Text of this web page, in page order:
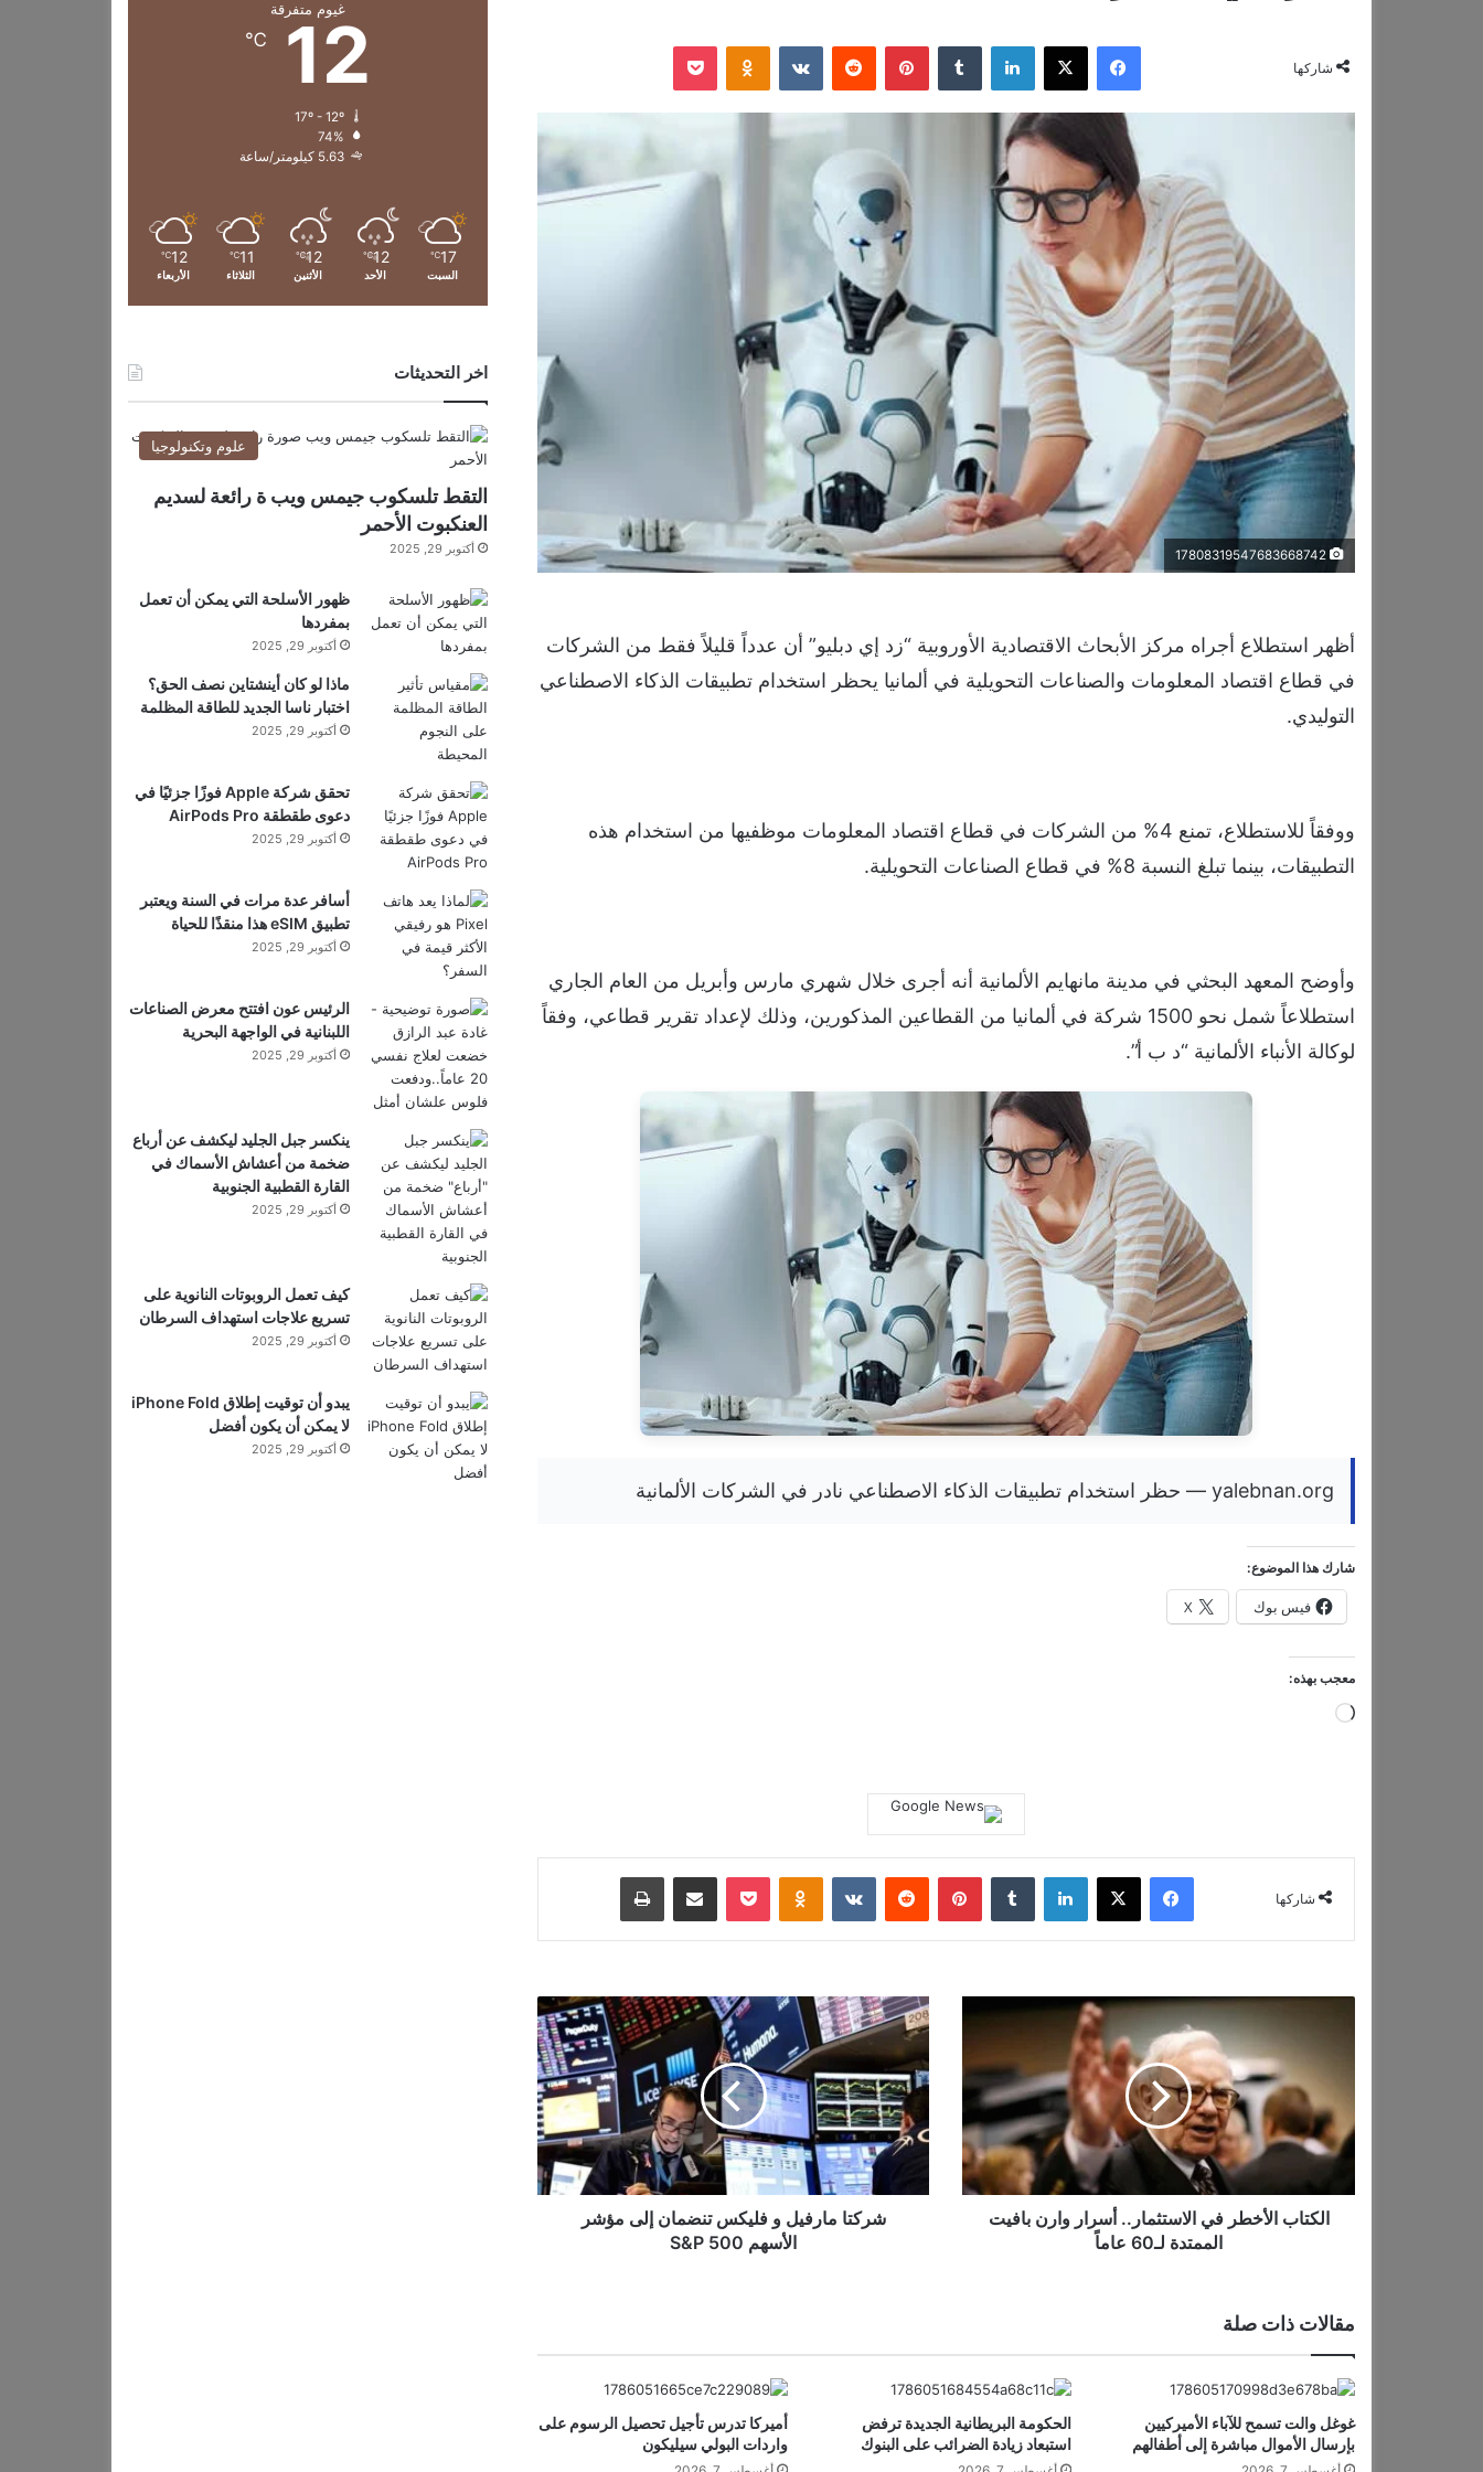
شاركها
فيسبوك ‫X لينكدإن بينتيريست ‏VKontakte
17808319547683668742
أظهر استطلاع أجراه مركز الأبحاث الاقتصادية الأوروبية “زد إي دبليو” أن عدداً قليلاً فقط من الشركات
في قطاع اقتصاد المعلومات والصناعات التحويلية في ألمانيا يحظر استخدام تطبيقات الذكاء الاصطناعي
التوليدي.
ووفقاً للاستطلاع، تمنع 4% من الشركات في قطاع اقتصاد المعلومات موظفيها من استخدام هذه
التطبيقات، بينما تبلغ النسبة 8% في قطاع الصناعات التحويلية.
وأوضح المعهد البحثي في مدينة مانهايم الألمانية أنه أجرى خلال شهري مارس وأبريل من العام الجاري
استطلاعاً شمل نحو 1500 شركة في ألمانيا من القطاعين المذكورين، وذلك لإعداد تقرير قطاعي، وفقاً
لوكالة الأنباء الألمانية “د ب أ”.
yalebnan.org — حظر استخدام تطبيقات الذكاء الاصطناعي نادر في الشركات الألمانية
شارك هذا الموضوع:
فيس بوك X
معجب بهذه:
ج
ح
…
شاركها
فيسبوك ‫X لينكدإن بينتيريست ‏VKontakte
ب
أ
ا
ل
ا
س
ت
ث
الكتاب الأخطر في الاستثمار.. أسرار وارن بافيت
الممتدة لـ60 عاماً
ش
ر
ك
ت
م
ا
ف
ك
ن
ض
شركتا مارفيل و فليكس تنضمان إلى مؤشر
الأسهم S&P 500
مقالات ذات صلة
غوغل والت تسمح للآباء الأميركيين
بإرسال الأموال مباشرة إلى أطفالهم
الحكومة البريطانية الجديدة ترفض
استبعاد زيادة الضرائب على البنوك
أميركا تدرس تأجيل تحصيل الرسوم على
واردات البولي سيليكون
غيوم متفرقة
12
℃
74%
5.63 كيلومتر/ساعة
17
℃
السبت
12
℃
الأحد
12
℃
الأثنين
11
℃
الثلاثاء
12
℃
الأربعاء
اخر التحديثات
علوم وتكنولوجيا
التقط تلسكوب جيمس ويب ة رائعة لسديم
العنكبوت الأحمر
أكتوبر 29, 2025
ظهور الأسلحة التي يمكن أن تعمل
بمفردها
أكتوبر 29, 2025
ماذا لو كان أينشتاين نصف الحق؟
اختبار ناسا الجديد للطاقة المظلمة
أكتوبر 29, 2025
تحقق شركة Apple فوزًا جزئيًا في
دعوى طقطقة AirPods Pro
أكتوبر 29, 2025
أسافر عدة مرات في السنة ويعتبر
تطبيق eSIM هذا منقذًا للحياة
أكتوبر 29, 2025
الرئيس عون افتتح معرض الصناعات
اللبنانية في الواجهة البحرية
أكتوبر 29, 2025
ينكسر جبل الجليد ليكشف عن أرباع
ضخمة من أعشاش الأسماك في
القارة القطبية الجنوبية
أكتوبر 29, 2025
كيف تعمل الروبوتات النانوية على
تسريع علاجات استهداف السرطان
أكتوبر 29, 2025
يبدو أن توقيت إطلاق iPhone Fold
لا يمكن أن يكون أفضل
أكتوبر 29, 2025